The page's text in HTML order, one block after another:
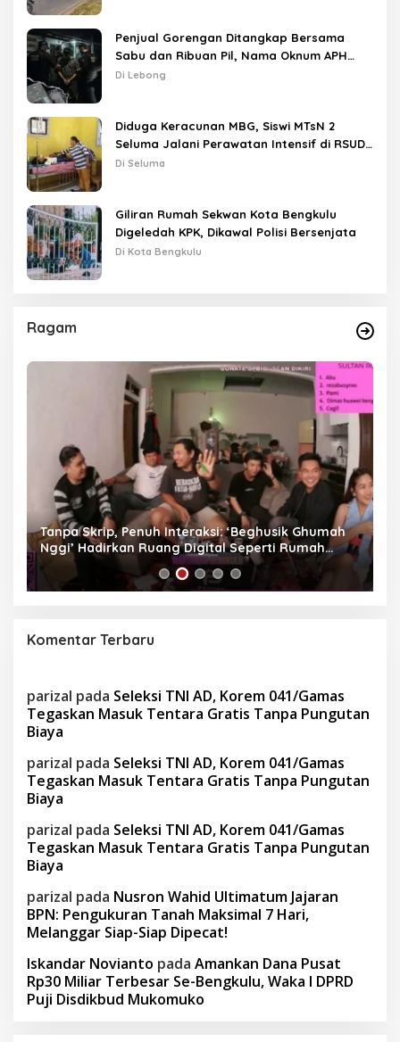
Penjual Gorengan Ditangkap Bersama
Sabu dan Ribuan Pil, Nama Oknum APH
Disebut Saat Interogasi
Di Lebong
Diduga Keracunan MBG, Siswi MTsN 2
Seluma Jalani Perawatan Intensif di RSUD
Tais
Di Seluma
Giliran Rumah Sekwan Kota Bengkulu
Digeledah KPK, Dikawal Polisi Bersenjata
Di Kota Bengkulu
Ragam
Tanpa Skrip, Penuh Interaksi: ‘Beghusik Ghumah
Nggi’ Hadirkan Ruang Digital Seperti Rumah
Sendiri
Komentar Terbaru
parizal pada Seleksi TNI AD, Korem 041/Gamas
Tegaskan Masuk Tentara Gratis Tanpa Pungutan
Biaya
parizal pada Seleksi TNI AD, Korem 041/Gamas
Tegaskan Masuk Tentara Gratis Tanpa Pungutan
Biaya
parizal pada Seleksi TNI AD, Korem 041/Gamas
Tegaskan Masuk Tentara Gratis Tanpa Pungutan
Biaya
parizal pada Nusron Wahid Ultimatum Jajaran
BPN: Pengukuran Tanah Maksimal 7 Hari,
Melanggar Siap-Siap Dipecat!
Iskandar Novianto pada Amankan Dana Pusat
Rp30 Miliar Terbesar Se-Bengkulu, Waka I DPRD
Puji Disdikbud Mukomuko